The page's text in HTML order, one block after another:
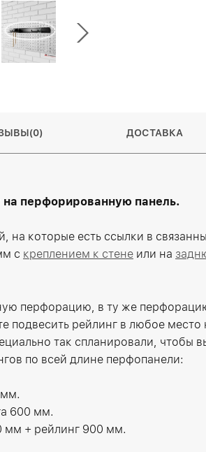
ДОСТАВКА
на перфорированную панель.
на которые есть ссылки в
с креплением к стене или на
перфорацию, в ту же
подвесить рейлинг в любое место
так спланировали, чтобы
по всей длине перфопанели:
600 мм.
мм + рейлинг 900 мм.